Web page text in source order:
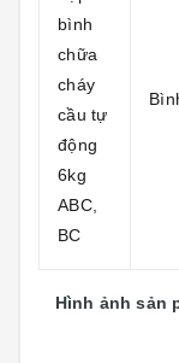
bình
chữa
cháy
cầu tự
động
6kg
ABC,
BC
Hình ảnh sản